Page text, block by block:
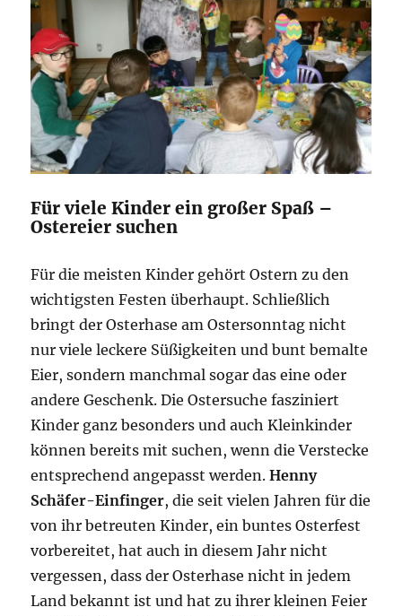
Für viele Kinder ein großer Spaß –
Ostereier suchen
Für die meisten Kinder gehört Ostern zu den
wichtigsten Festen überhaupt. Schließlich
bringt der Osterhase am Ostersonntag nicht
nur viele leckere Süßigkeiten und bunt bemalte
Eier, sondern manchmal sogar das eine oder
andere Geschenk. Die Ostersuche fasziniert
Kinder ganz besonders und auch Kleinkinder
können bereits mit suchen, wenn die Verstecke
entsprechend angepasst werden.Henny
Schäfer-Einfinger, die seit vielen Jahren für die
von ihr betreuten Kinder, ein buntes Osterfest
vorbereitet, hat auch in diesem Jahr nicht
vergessen, dass der Osterhase nicht in jedem
Land bekannt ist und hat zu ihrer kleinen Feier